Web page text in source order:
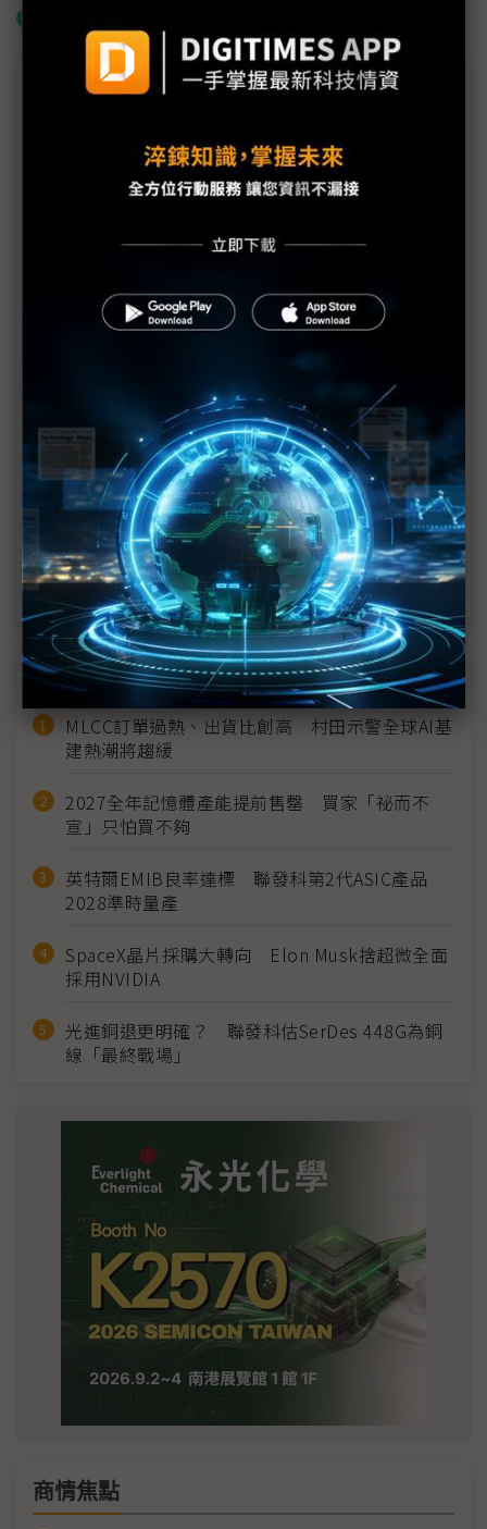
議題精選－電視、手機比輕薄
中國電視、手機「輕薄」搶市 榮耀、海信當心強敵
OLED市場成長比預期更快 面板銷售預期上修2成
華為發表最薄、最大Mate XT三折機
折疊面板比輕薄 傳LGD採購黑色PDL助「瘦身」
專訪UBI Research創辦人李忠壎 解構韓中台面板競
局與XR商機
從CES 2024面板多元面貌 預見電視、手機、汽車新
時代
近７天熱門報導
MLCC訂單過熱、出貨比創高 村田示警全球AI基
建熱潮將趨緩
2027全年記憶體產能提前售罄 買家「祕而不
宣」只怕買不夠
英特爾EMIB良率達標 聯發科第2代ASIC產品
2028準時量產
SpaceX晶片採購大轉向 Elon Musk捨超微全面
採用NVIDIA
光進銅退更明確？ 聯發科估SerDes 448G為銅
線「最終戰場」
商情焦點